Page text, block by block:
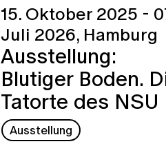
15. Oktober 2025 -
Juli 2026, Hamburg
Ausstellung:
Blutiger Boden.
Tatorte des NSU
Ausstellung